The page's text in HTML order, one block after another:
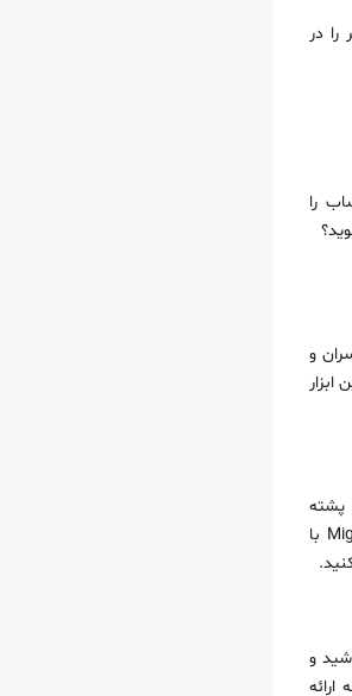
در
را
و
پشته
و غیره باشد. مثلا MightyScout با
و